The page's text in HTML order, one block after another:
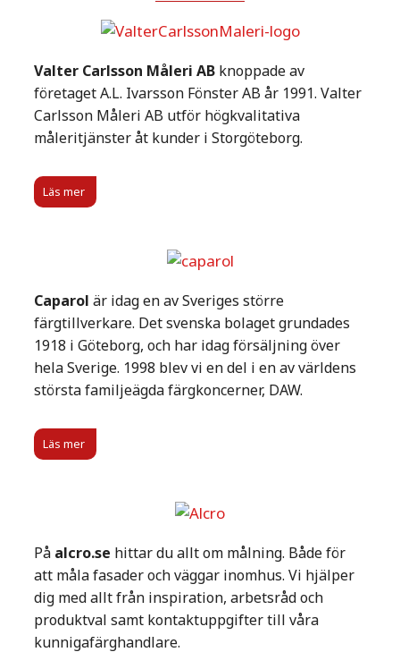
Valter Carlsson Måleri AB knoppade av
företaget A.L. Ivarsson Fönster AB år 1991. Valter
Carlsson Måleri AB utför högkvalitativa
måleritjänster åt kunder i Storgöteborg.
Läs mer
Caparol är idag en av Sveriges större
färgtillverkare. Det svenska bolaget grundades
1918 i Göteborg, och har idag försäljning över
hela Sverige. 1998 blev vi en del i en av världens
största familjeägda färgkoncerner, DAW.
Läs mer
På alcro.se hittar du allt om målning. Både för
att måla fasader och väggar inomhus. Vi hjälper
dig med allt från inspiration, arbetsråd och
produktval samt kontaktuppgifter till våra
kunnigafärghandlare.